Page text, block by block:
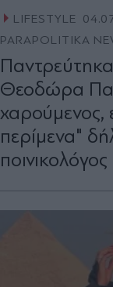
LIFESTYLE
PARAPOLITIKA
Θεοδώρα
χαρούμενος,
περίμενα"
ποινικολόγος